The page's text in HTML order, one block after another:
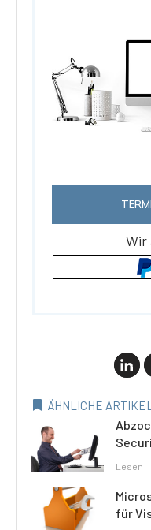
Wir
ÄHNLICHE ARTIKEL
Lesen
für